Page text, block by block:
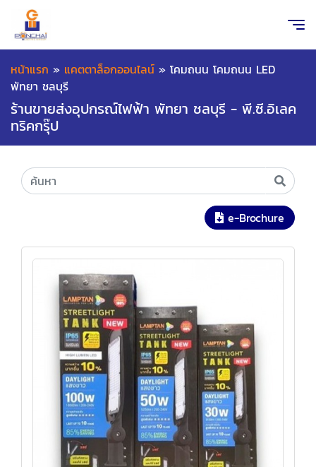
หน้าแรก » แคตตาล็อกออนไลน์ » โคมถนน โคมถนน LED
พัทยา ชลบุรี
ร้านขายส่งอุปกรณ์ไฟฟ้า พัทยา ชลบุรี - พี.ซี.อิเลค
ทริคกรุ๊ป
e-Brochure